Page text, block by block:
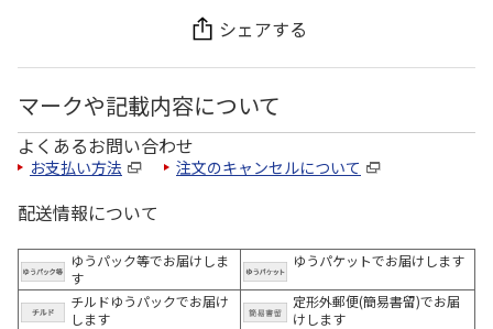
シェアする
マークや記載内容について
よくあるお問い合わせ
お支払い方法 注文のキャンセルについて
配送情報について
ゆうパック等でお届けしま
す
ゆうパケットでお届けします
チルドゆうパックでお届け
します
定形外郵便(簡易書留)でお届
けします